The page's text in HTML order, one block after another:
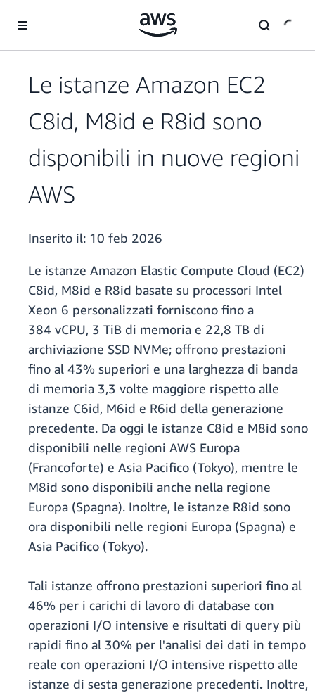
Le istanze Amazon EC2
C8id, M8id e R8id sono
disponibili in nuove regioni
AWS
Inserito il: 10 feb 2026
Le istanze Amazon Elastic Compute Cloud (EC2)
C8id, M8id e R8id basate su processori Intel
Xeon 6 personalizzati forniscono fino a
384 vCPU, 3 TiB di memoria e 22,8 TB di
archiviazione SSD NVMe; offrono prestazioni
fino al 43% superiori e una larghezza di banda
di memoria 3,3 volte maggiore rispetto alle
istanze C6id, M6id e R6id della generazione
precedente. Da oggi le istanze C8id e M8id sono
disponibili nelle regioni AWS Europa
(Francoforte) e Asia Pacifico (Tokyo), mentre le
M8id sono disponibili anche nella regione
Europa (Spagna). Inoltre, le istanze R8id sono
ora disponibili nelle regioni Europa (Spagna) e
Asia Pacifico (Tokyo).
Tali istanze offrono prestazioni superiori fino al
46% per i carichi di lavoro di database con
operazioni I/O intensive e risultati di query più
rapidi fino al 30% per l'analisi dei dati in tempo
reale con operazioni I/O intensive rispetto alle
istanze di sesta generazione precedenti. Inoltre,